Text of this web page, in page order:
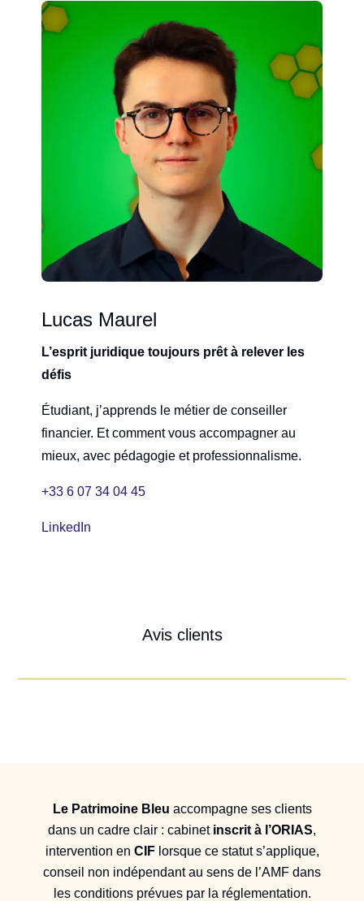
Lucas Maurel
L’esprit juridique toujours prêt à relever les
défis
Étudiant, j’apprends le métier de conseiller
financier. Et comment vous accompagner au
mieux, avec pédagogie et professionnalisme.
+33 6 07 34 04 45
LinkedIn
Avis clients
Le Patrimoine Bleu accompagne ses clients
dans un cadre clair : cabinet inscrit à l’ORIAS,
intervention en CIFlorsque ce statut s’applique,
conseil non indépendant au sens de l’AMF dans
les conditions prévues par la réglementation.